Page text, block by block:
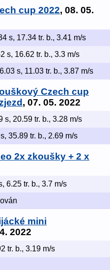
cup 2022, 08. 05.
s, 17.34 tr. b., 3.41 m/s
s, 16.62 tr. b., 3.3 m/s
s, 11.03 tr. b., 3.87 m/s
Czech cup
, 07. 05. 2022
s, 20.59 tr. b., 3.28 m/s
35.89 tr. b., 2.69 m/s
2x zkoušky + 2 x
6.25 tr. b., 3.7 m/s
mini
2022
tr. b., 3.19 m/s